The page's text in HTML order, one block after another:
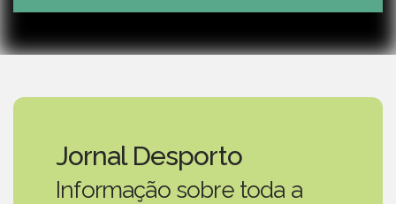
Play Mute
Jornal Desporto
Informação sobre toda a